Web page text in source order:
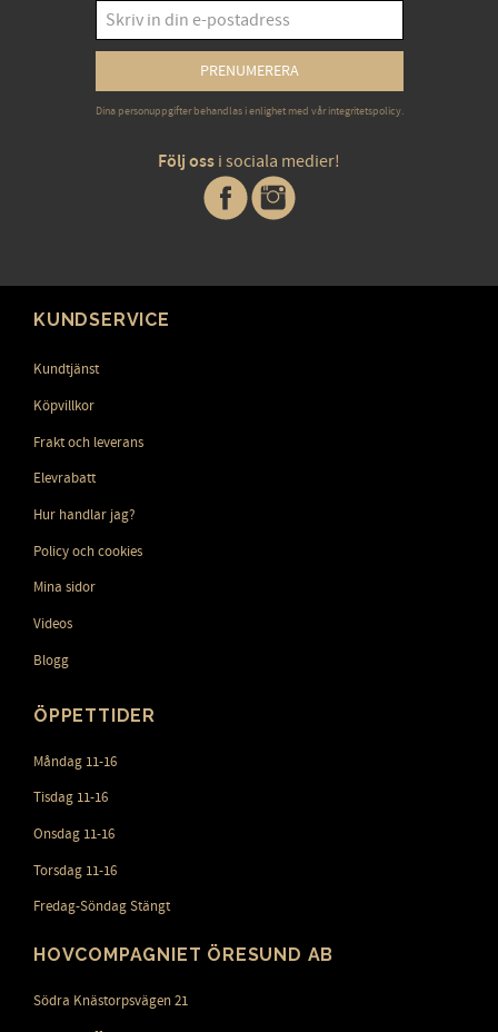
PRENUMERERA
Dina personuppgifter behandlas i enlighet med vårintegritetspolicy.
Följ oss i sociala medier!
KUNDSERVICE
Kundtjänst
Köpvillkor
Frakt och leverans
Elevrabatt
Hur handlar jag?
Policy och cookies
Mina sidor
Videos
Blogg
ÖPPETTIDER
Måndag 11-16
Tisdag 11-16
Onsdag 11-16
Torsdag 11-16
Fredag-Söndag Stängt
HOVCOMPAGNIET ÖRESUND AB
Södra Knästorpsvägen 21